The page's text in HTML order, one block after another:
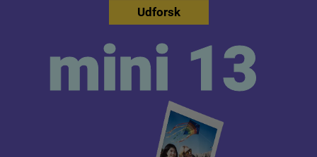
Udforsk
mini 13
mini 13